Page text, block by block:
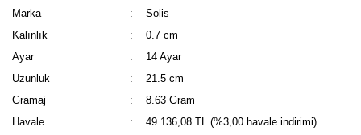
Marka
Solis
Kalınlık
0.7 cm
Ayar
14 Ayar
Uzunluk
21.5 cm
Gramaj
8.63 Gram
Havale
49.136,08 TL (%3,00 havale indirimi)